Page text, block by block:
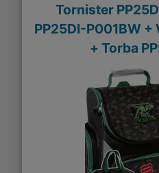
Tornister
PP25DI-P001BW +
+ Torba